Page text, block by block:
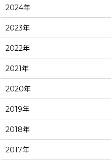
2024年
2023年
2022年
2021年
2020年
2019年
2018年
2017年